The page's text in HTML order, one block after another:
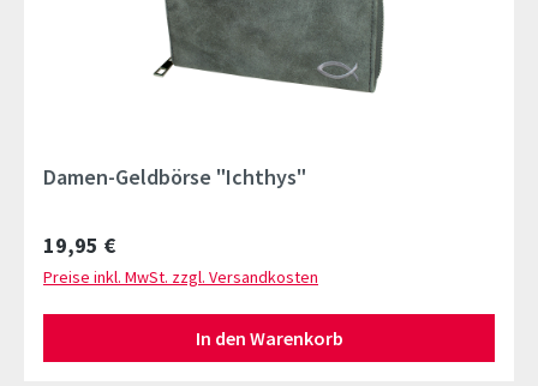
Damen-Geldbörse "Ichthys"
Regulärer Preis:
19,95 €
Preise inkl. MwSt. zzgl. Versandkosten
In den Warenkorb